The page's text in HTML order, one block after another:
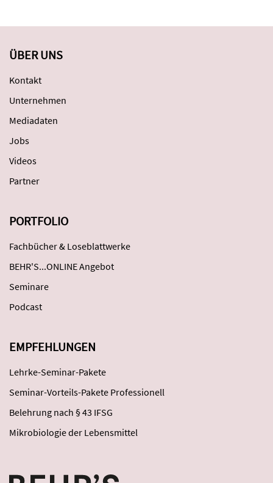
ÜBER UNS
Kontakt
Unternehmen
Mediadaten
Jobs
Videos
Partner
PORTFOLIO
Fachbücher & Loseblattwerke
BEHR'S...ONLINE Angebot
Seminare
Podcast
EMPFEHLUNGEN
Lehrke-Seminar-Pakete
Seminar-Vorteils-Pakete Professionell
Belehrung nach § 43 IFSG
Mikrobiologie der Lebensmittel